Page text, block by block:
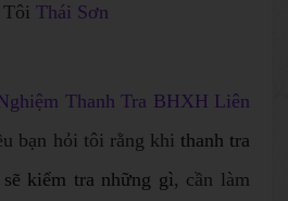
Tôi Thái Sơn
Thanh Tra BHXH Liên
bạn hỏi tôi rằng khi thanh tra
kiểm tra những gì, cần làm